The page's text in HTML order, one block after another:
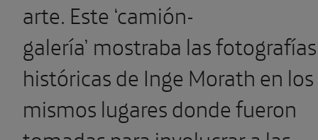
arte. Este ‘camión-
galería’ mostraba las fotografías
históricas de Inge Morath en los
mismos lugares donde fueron